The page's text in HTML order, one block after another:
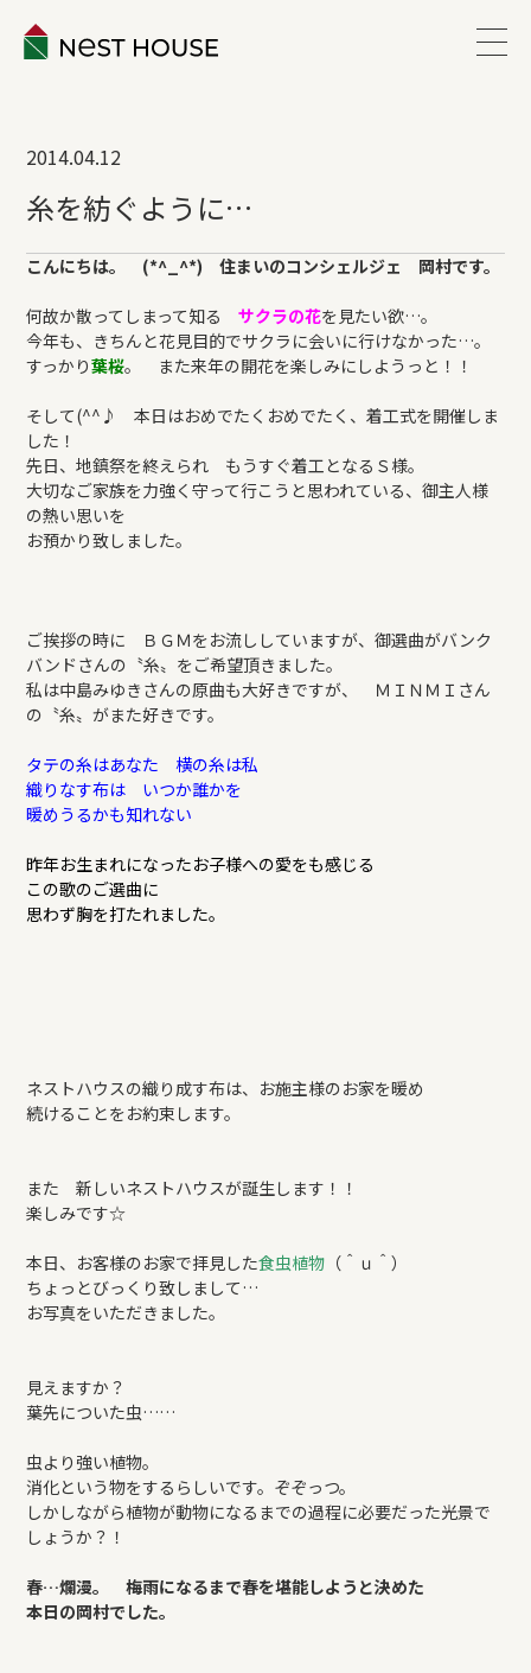
ABOUT
WORKS
LINEUP
VOICE
ESTATE
BLOG
COMPANY
モデルハウス来場予約
新築住宅のお問い合わせ
2014.04.12
糸を紡ぐように…
こんにちは。 (*^_^*) 住まいのコンシェルジェ 岡村です。
何故か散ってしまって知るサクラの花を見たい欲…。
今年も、きちんと花見目的でサクラに会いに行けなかった…。
すっかり葉桜。 また来年の開花を楽しみにしようっと！！
そして(^^♪ 本日はおめでたくおめでたく、着工式を開催しま
した！
先日、地鎮祭を終えられ もうすぐ着工となるＳ様。
大切なご家族を力強く守って行こうと思われている、御主人様
の熱い思いを
お預かり致しました。
ご挨拶の時に ＢＧＭをお流ししていますが、御選曲がバンク
バンドさんの〝糸〟をご希望頂きました。
私は中島みゆきさんの原曲も大好きですが、 ＭＩＮＭＩさん
の〝糸〟がまた好きです。
タテの糸はあなた 横の糸は私
織りなす布は いつか誰かを
暖めうるかも知れない
昨年お生まれになったお子様への愛をも感じる
この歌のご選曲に
思わず胸を打たれました。
ネストハウスの織り成す布は、お施主様のお家を暖め
続けることをお約束します。
また 新しいネストハウスが誕生します！！
楽しみです☆
本日、お客様のお家で拝見した食虫植物 （＾ｕ＾）
ちょっとびっくり致しまして…
お写真をいただきました。
見えますか？
葉先についた虫……
虫より強い植物。
消化という物をするらしいです。ぞぞっつ。
しかしながら植物が動物になるまでの過程に必要だった光景で
しょうか？！
春…爛漫。 梅雨になるまで春を堪能しようと決めた
本日の岡村でした。